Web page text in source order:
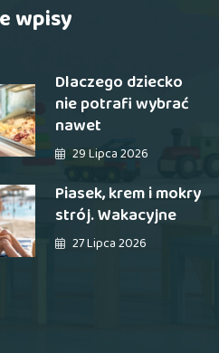
wpisy
Dlaczego dziecko
nie potrafi wybrać
nawet
29 Lipca 2026
Piasek, krem i mokry
strój. Wakacyjne
27 Lipca 2026